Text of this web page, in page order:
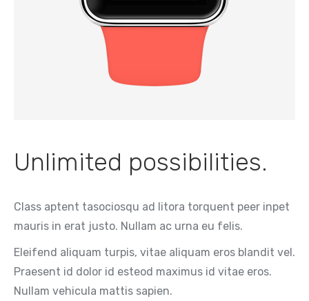
Unlimited possibilities.
Class aptent tasociosqu ad litora torquent peer inpet
mauris in erat justo. Nullam ac urna eu felis.
Eleifend aliquam turpis, vitae aliquam eros blandit vel.
Praesent id dolor id esteod maximus id vitae eros.
Nullam vehicula mattis sapien.